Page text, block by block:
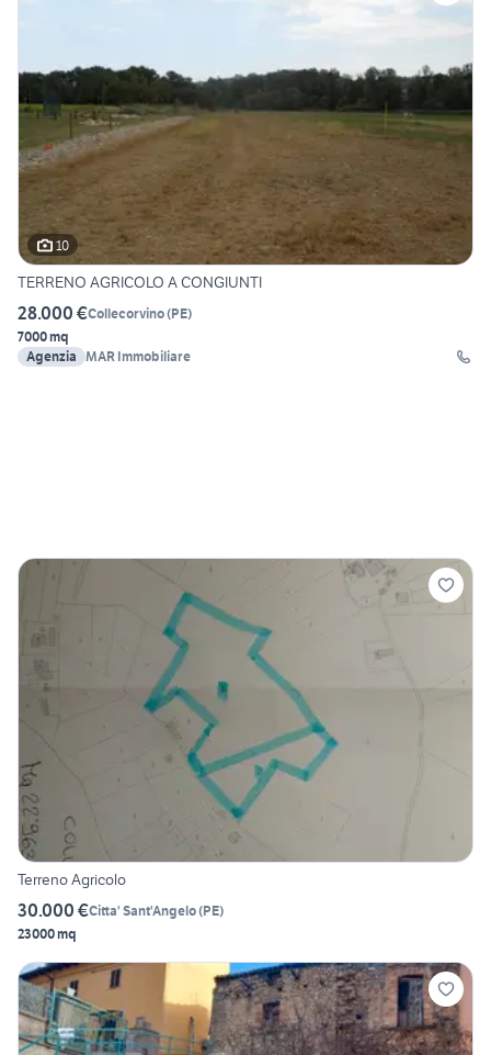
10
TERRENO AGRICOLO A CONGIUNTI
28.000 €Collecorvino(PE)
7000 mq
Agenzia MAR Immobiliare
Terreno Agricolo
30.000 €Citta' Sant'Angelo(PE)
23000 mq